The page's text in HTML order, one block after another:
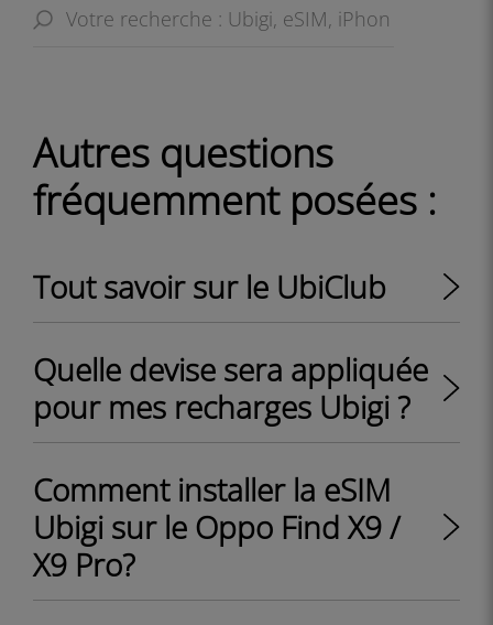
Autres questions
fréquemment posées :
Tout savoir sur le UbiClub
Quelle devise sera appliquée
pour mes recharges Ubigi ?
Comment installer la eSIM
Ubigi sur le Oppo Find X9 /
X9 Pro?